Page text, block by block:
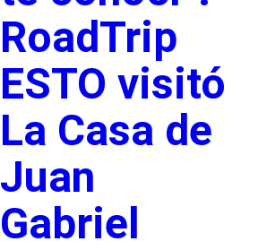
RoadTrip
ESTO visitó
La Casa de
Juan
Gabriel